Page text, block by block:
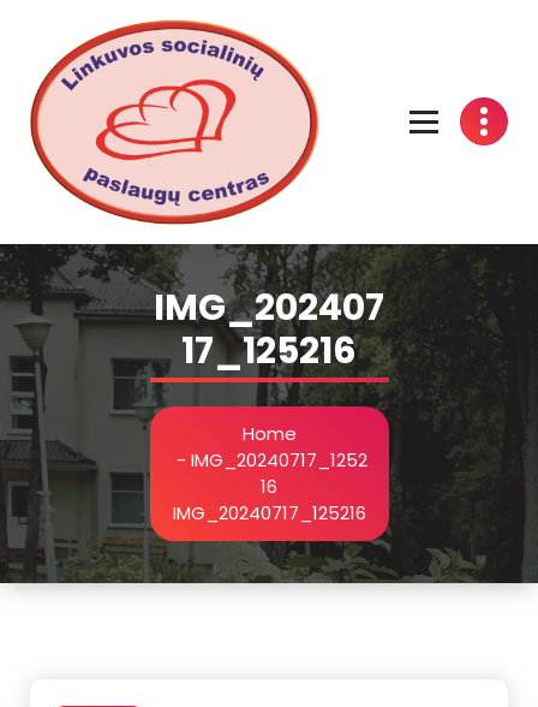
IMG_202407
17_125216
Home
- IMG_20240717_1252
16
IMG_20240717_125216